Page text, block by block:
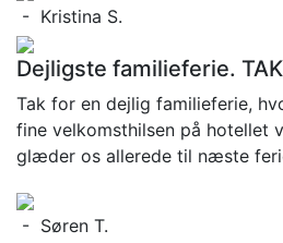
- Kristina S.
Dejligste familieferie.
Tak for en dejlig familieferie,
fine velkomsthilsen på hotellet
glæder os allerede til næste
- Søren T.